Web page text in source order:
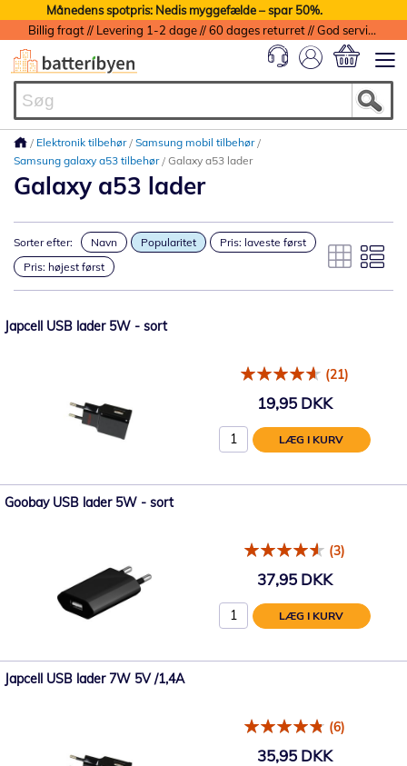
Månedens spotpris: Nedis myggefælde – spar 50%.
Billig fragt // Levering 1-2 dage // 60 dages returret // God service med garanti
Elektronik tilbehør Samsung mobil tilbehør
Samsung galaxy a53 tilbehør Galaxy a53 lader
Galaxy a53 lader
Sorter efter: Navn Popularitet
Pris: laveste først
Pris: højest først
Japcell USB lader 5W - sort
(21)
19,95 DKK
LÆG I KURV
Goobay USB lader 5W - sort
(3)
37,95 DKK
LÆG I KURV
Japcell USB lader 7W 5V /1,4A
(6)
35,95 DKK